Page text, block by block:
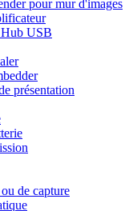
pour mur d'images
USB
présentation
de capture